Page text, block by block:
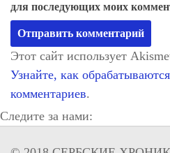
для последующих моих
Этот сайт использует
Узнайте, как
комментариев.
Следите за нами: